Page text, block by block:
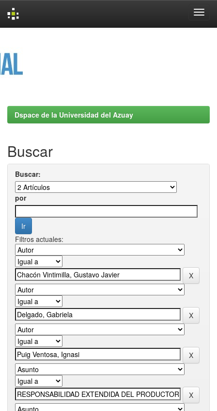
Dspace de la Universidad del Azuay
Buscar
Buscar:
por
Filtros actuales: